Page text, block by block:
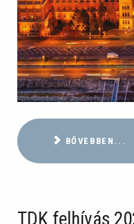
BŐVEBBEN...
TDK felhívás